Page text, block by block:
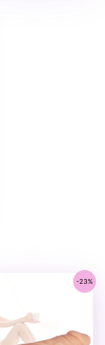
-23%